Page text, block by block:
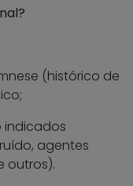
(histórico de
indicados
agentes
outros).